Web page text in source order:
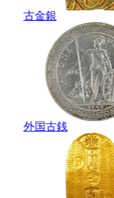
古金銀
外国古銭